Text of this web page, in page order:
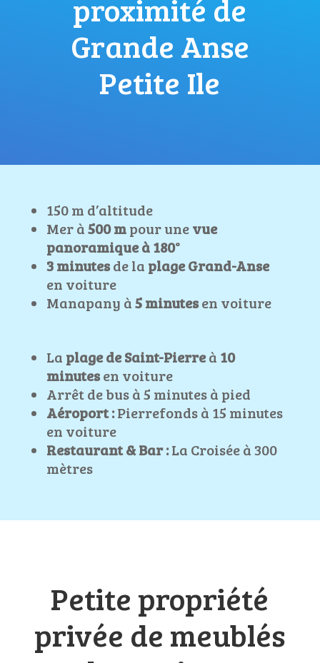
proximité de
Grande Anse
Petite Ile
150 m d’altitude
Mer à500 mpour unevue
panoramique à 180°
3 minutesde la plage Grand-Anse
en voiture
Manapany à5 minutesen voiture
La plage de Saint-Pierreà 10
minutesen voiture
Arrêt de bus à 5 minutes à pied
Aéroport :Pierrefonds à 15 minutes
en voiture
Restaurant & Bar :La Croisée à 300
mètres
Petite propriété
privée de meublés